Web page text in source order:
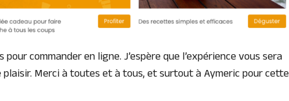
commander en ligne. J’espère que l’expérience vous sera
Merci à toutes et à tous, et surtout à Aymeric pour cette